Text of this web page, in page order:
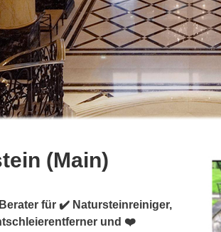
(Main)
für ✔️ Natursteinreiniger,
und ❤️